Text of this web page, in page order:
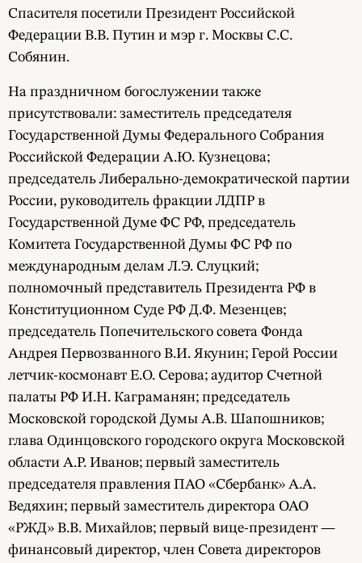
Спасителя посетили Президент Российской
Федерации В.В. Путин и мэр г. Москвы С.С.
Собянин.
На праздничном богослужении также
присутствовали: заместитель председателя
Государственной Думы Федерального Собрания
Российской Федерации А.Ю. Кузнецова;
председатель Либерально-демократической партии
России, руководитель фракции ЛДПР в
Государственной Думе ФС РФ, председатель
Комитета Государственной Думы ФС РФ по
международным делам Л.Э. Слуцкий;
полномочный представитель Президента РФ в
Конституционном Суде РФ Д.Ф. Мезенцев;
председатель Попечительского совета Фонда
Андрея Первозванного В.И. Якунин; Герой России
летчик-космонавт Е.О. Серова; аудитор Счетной
палаты РФ И.Н. Каграманян; председатель
Московской городской Думы А.В. Шапошников;
глава Одинцовского городского округа Московской
области А.Р. Иванов; первый заместитель
председателя правления ПАО «Сбербанк» А.А.
Ведяхин; первый заместитель директора ОАО
«РЖД» В.В. Михайлов; первый вице-президент —
финансовый директор, член Совета директоров